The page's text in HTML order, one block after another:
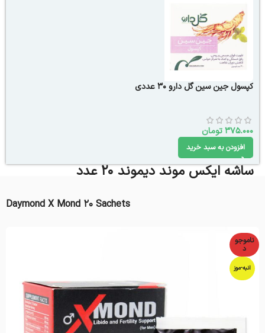
کپسول جین سین گل دارو 30 عددی
375.000تومان
افزودن به سبد خرید
ساشه ایکس موند دیموند ۲۰ عدد
Daymond X Mond ۲۰ Sachets
ناموجو
د
انبه-موز